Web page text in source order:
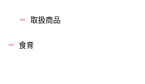
取扱商品
食育